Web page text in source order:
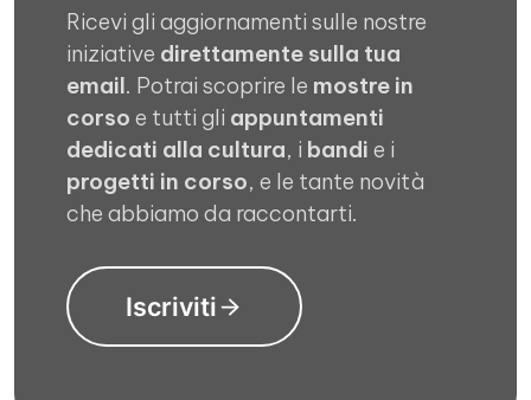
Ricevi gli aggiornamenti sulle nostre
iniziative direttamente sulla tua
email. Potrai scoprire le mostre in
corso e tutti gli appuntamenti
dedicati alla cultura, i bandi e i
progetti in corso, e le tante novità
che abbiamo da raccontarti.
Iscriviti